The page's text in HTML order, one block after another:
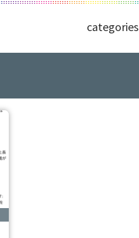
categories